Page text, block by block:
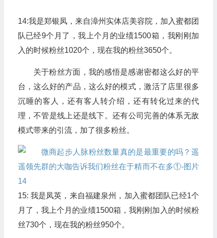
14:我是郑银凤，来自漳州实体店美容院，加入蜜都团
队已经9个月了，我上个月的业绩1500箱，我刚刚加
入的时候粉丝1020个，现在我的粉丝3650个。
关于粉丝方面，我的感悟是感谢密都这么好的平
台，这么好的产品，这么好的模式，激活了店里很多
沉睡的客人，还有客人转介绍，还有转化过来的代
理，不管是线上还是线下。还有公司完善的体系无敌
模式带来的引流，加了很多粉丝。
15: 我是凤英，来自福建泉州，加入蜜都团队已经1个
月了，我上个月的业绩1500箱，我刚刚加入的时候粉
丝730个，现在我的粉丝950个。